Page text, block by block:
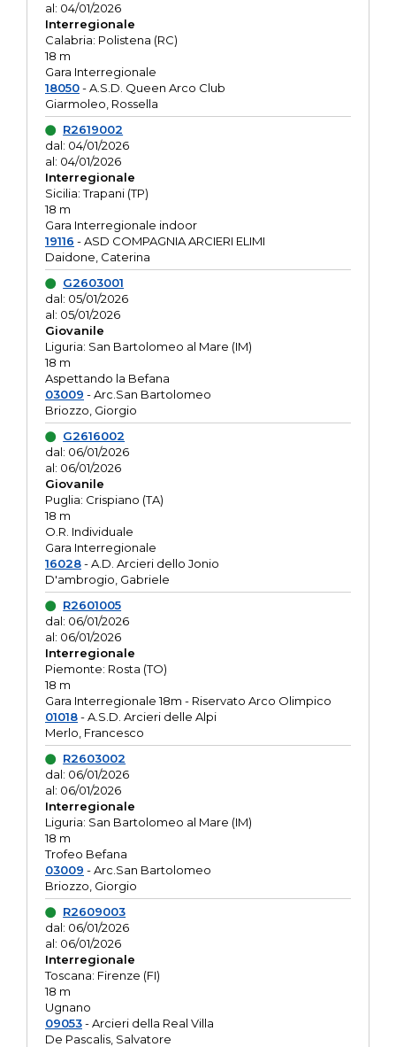
al: 04/01/2026
Interregionale
Calabria: Polistena (RC)
18 m
Gara Interregionale
18050- A.S.D. Queen Arco Club
Giarmoleo, Rossella
R2619002
dal: 04/01/2026
al: 04/01/2026
Interregionale
Sicilia: Trapani (TP)
18 m
Gara Interregionale indoor
19116 - ASD COMPAGNIA ARCIERI ELIMI
Daidone, Caterina
G2603001
dal: 05/01/2026
al: 05/01/2026
Giovanile
Liguria: San Bartolomeo al Mare (IM)
18 m
Aspettando la Befana
03009 - Arc.San Bartolomeo
Briozzo, Giorgio
G2616002
dal: 06/01/2026
al: 06/01/2026
Giovanile
Puglia: Crispiano (TA)
18 m
O.R. Individuale
Gara Interregionale
16028- A.D. Arcieri dello Jonio
D'ambrogio, Gabriele
R2601005
dal: 06/01/2026
al: 06/01/2026
Interregionale
Piemonte: Rosta (TO)
18 m
Gara Interregionale 18m - Riservato Arco Olimpico
01018- A.S.D. Arcieri delle Alpi
Merlo, Francesco
R2603002
dal: 06/01/2026
al: 06/01/2026
Interregionale
Liguria: San Bartolomeo al Mare (IM)
18 m
Trofeo Befana
03009 - Arc.San Bartolomeo
Briozzo, Giorgio
R2609003
dal: 06/01/2026
al: 06/01/2026
Interregionale
Toscana: Firenze (FI)
18 m
Ugnano
09053- Arcieri della Real Villa
De Pascalis, Salvatore